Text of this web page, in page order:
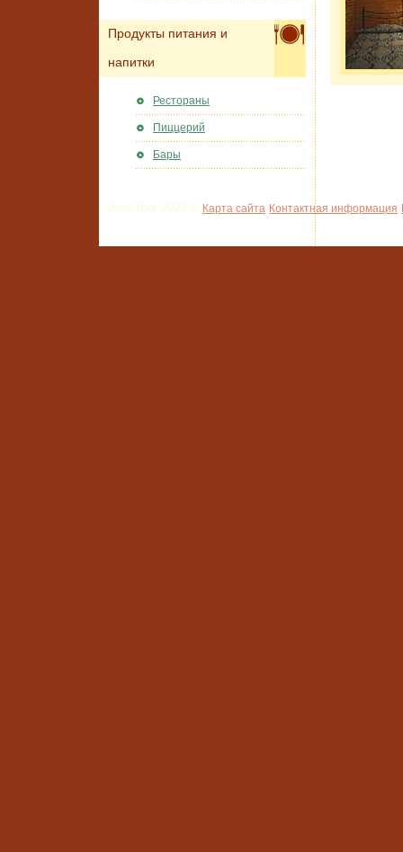
Продукты питания и
напитки
Рестораны
Пиццерий
Бары
Pisa Tour 2026 © Карта сайта Контактная информация